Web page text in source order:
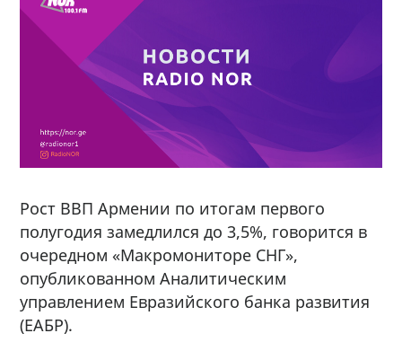
Рост ВВП Армении по итогам первого
полугодия замедлился до 3,5%, говорится в
очередном «Макромониторе СНГ»,
опубликованном Аналитическим
управлением Евразийского банка развития
(ЕАБР).